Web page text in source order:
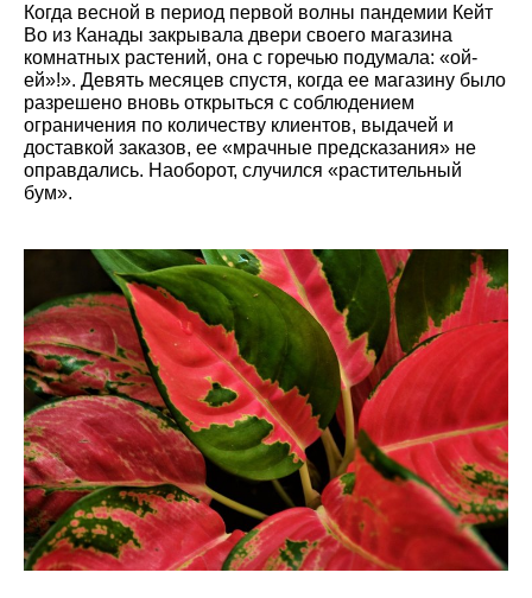
Когда весной в период первой волны пандемии Кейт
Во из Канады закрывала двери своего магазина
комнатных растений, она с горечью подумала: «ой-
ей»!». Девять месяцев спустя, когда ее магазину было
разрешено вновь открыться с соблюдением
ограничения по количеству клиентов, выдачей и
доставкой заказов, ее «мрачные предсказания» не
оправдались. Наоборот, случился «растительный
бум».